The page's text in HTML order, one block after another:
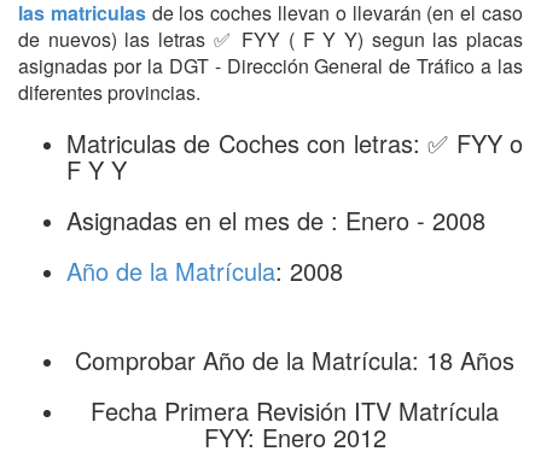
las matriculas de los coches llevan o llevarán (en el caso
de nuevos) las letras ✅ FYY ( F Y Y) segun las placas
asignadas por la DGT - Dirección General de Tráfico a las
diferentes provincias.
Matriculas de Coches con letras: ✅ FYY o
F Y Y
Asignadas en el mes de : Enero - 2008
Año de la Matrícula: 2008
Comprobar Año de la Matrícula: 18 Años
Fecha Primera Revisión ITV Matrícula
FYY: Enero 2012